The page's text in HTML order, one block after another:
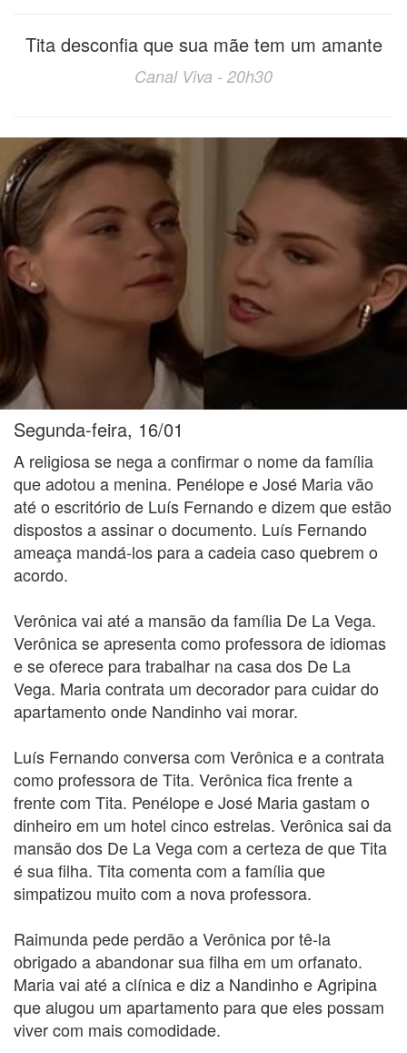
Tita desconfia que sua mãe tem um amante
Canal Viva - 20h30
Segunda-feira, 16/01
A religiosa se nega a confirmar o nome da família
que adotou a menina. Penélope e José Maria vão
até o escritório de Luís Fernando e dizem que estão
dispostos a assinar o documento. Luís Fernando
ameaça mandá-los para a cadeia caso quebrem o
acordo.
Verônica vai até a mansão da família De La Vega.
Verônica se apresenta como professora de idiomas
e se oferece para trabalhar na casa dos De La
Vega. Maria contrata um decorador para cuidar do
apartamento onde Nandinho vai morar.
Luís Fernando conversa com Verônica e a contrata
como professora de Tita. Verônica fica frente a
frente com Tita. Penélope e José Maria gastam o
dinheiro em um hotel cinco estrelas. Verônica sai da
mansão dos De La Vega com a certeza de que Tita
é sua filha. Tita comenta com a família que
simpatizou muito com a nova professora.
Raimunda pede perdão a Verônica por tê-la
obrigado a abandonar sua filha em um orfanato.
Maria vai até a clínica e diz a Nandinho e Agripina
que alugou um apartamento para que eles possam
viver com mais comodidade.